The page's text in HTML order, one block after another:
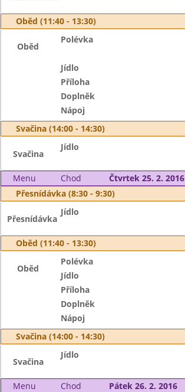
Oběd (11:40 - 13:30)
Oběd
Polévka
Jídlo
Příloha
Doplněk
Nápoj
Svačina (14:00 - 14:30)
Svačina
Jídlo
Menu Chod
Čtvrtek 25. 2. 2016
Přesnídávka (8:30 - 9:30)
Přesnídávka
Jídlo
Oběd (11:40 - 13:30)
Oběd
Polévka
Jídlo
Příloha
Doplněk
Nápoj
Svačina (14:00 - 14:30)
Svačina
Jídlo
Menu Chod
Pátek 26. 2. 2016